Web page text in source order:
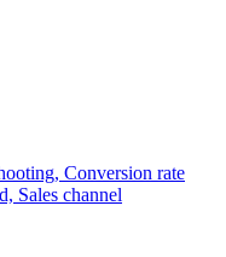
Conversion rate
Sales channel